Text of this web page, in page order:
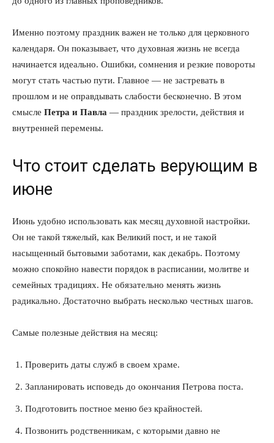
КавПолит
Именно поэтому праздник важен не только для церковного
календаря. Он показывает, что духовная жизнь не всегда
начинается идеально. Ошибки, сомнения и резкие повороты
могут стать частью пути. Главное — не застревать в
прошлом и не оправдывать слабости бесконечно. В этом
смысле Петра и Павла — праздник зрелости, действия и
внутренней перемены.
Что стоит сделать верующим в
июне
Июнь удобно использовать как месяц духовной настройки.
Он не такой тяжелый, как Великий пост, и не такой
насыщенный бытовыми заботами, как декабрь. Поэтому
можно спокойно навести порядок в расписании, молитве и
семейных традициях. Не обязательно менять жизнь
радикально. Достаточно выбрать несколько честных шагов.
Самые полезные действия на месяц:
Проверить даты служб в своем храме.
Запланировать исповедь до окончания Петрова поста.
Подготовить постное меню без крайностей.
Позвонить родственникам, с которыми давно не